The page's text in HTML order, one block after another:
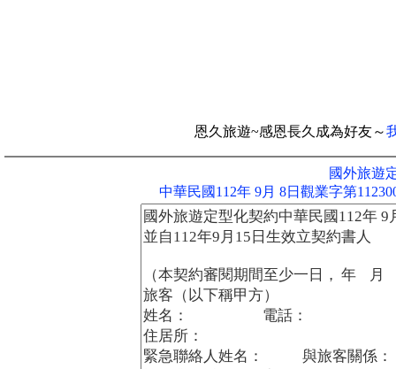
恩久旅遊~感恩長久成為好友～
國外旅遊
中華民國112年 9月 8日觀業字第